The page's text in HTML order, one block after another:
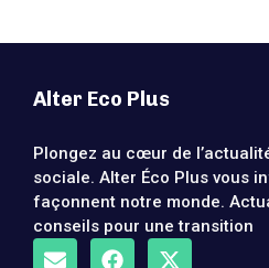
Alter Eco Plus
Plongez au cœur de
sociale. Alter Éco Plus vous
façonnent notre monde.
conseils pour une transition